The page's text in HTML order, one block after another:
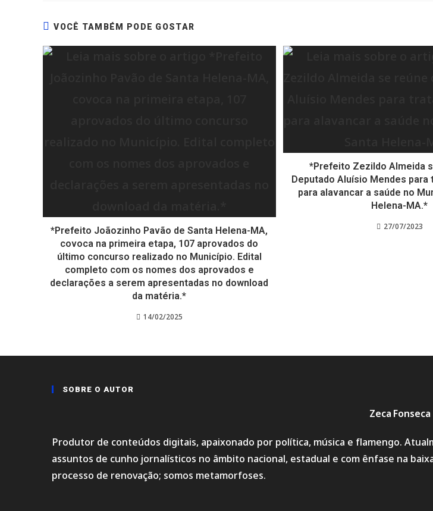
VOCÊ TAMBÉM PODE GOSTAR
*Prefeito Joãozinho Pavão de Santa Helena-MA,
covoca na primeira etapa, 107 aprovados do
último concurso realizado no Município. Edital
completo com os nomes dos aprovados e
declarações a serem apresentadas no download
da matéria.*
14/02/2025
*Prefeito Zezildo Almeida
Deputado Aluísio Mendes para
para alavancar a saúde no
Helena-MA.*
27/07/2023
SOBRE O AUTOR
Zeca Fonseca
Produtor de conteúdos digitais, apaixonado por política, música e flamengo.
assuntos de cunho jornalísticos no âmbito nacional, estadual e com ênfase na
processo de renovação; somos metamorfoses.